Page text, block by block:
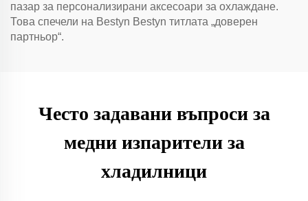
пазар за персонализирани аксесоари за охлаждане.
Това спечели на Bestyn Bestyn титлата „доверен
партньор“.
Често задавани въпроси за
медни изпарители за
хладилници